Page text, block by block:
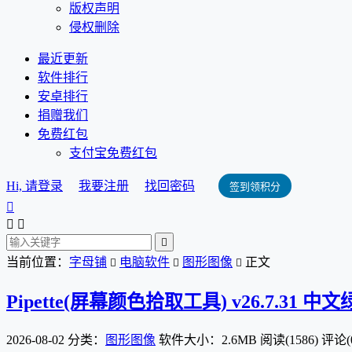
版权声明
侵权删除
最近更新
软件排行
安卓排行
捐赠我们
免费红包
支付宝免费红包
Hi, 请登录 我要注册 找回密码 签到领积分

 

当前位置： 字母铺  电脑软件  图形图像  正文
Pipette(屏幕颜色拾取工具) v26.7.31 中文
2026-08-02 分类： 图形图像 软件大小：2.6MB 阅读(1586) 评论